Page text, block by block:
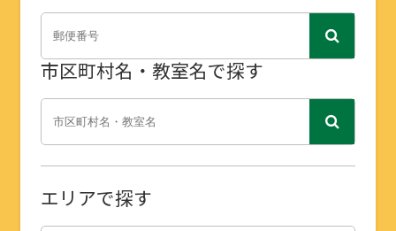
市区町村名・教室名で探す
エリアで探す